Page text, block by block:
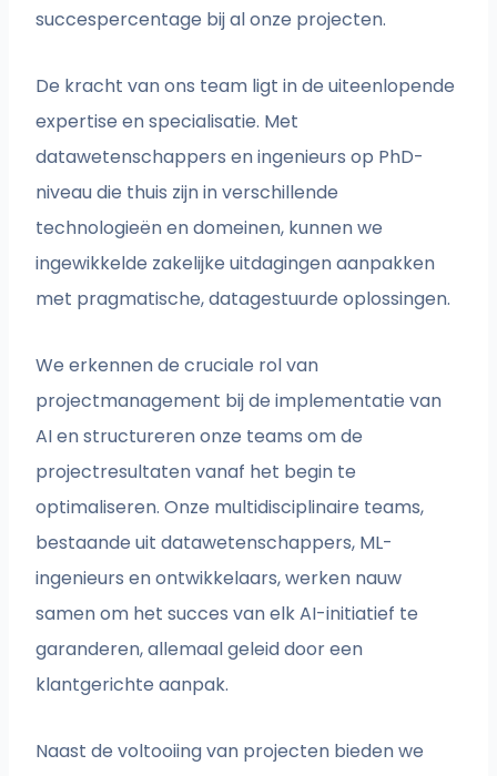
succespercentage bij al onze projecten.
De kracht van ons team ligt in de uiteenlopende
expertise en specialisatie. Met
datawetenschappers en ingenieurs op PhD-
niveau die thuis zijn in verschillende
technologieën en domeinen, kunnen we
ingewikkelde zakelijke uitdagingen aanpakken
met pragmatische, datagestuurde oplossingen.
We erkennen de cruciale rol van
projectmanagement bij de implementatie van
AI en structureren onze teams om de
projectresultaten vanaf het begin te
optimaliseren. Onze multidisciplinaire teams,
bestaande uit datawetenschappers, ML-
ingenieurs en ontwikkelaars, werken nauw
samen om het succes van elk AI-initiatief te
garanderen, allemaal geleid door een
klantgerichte aanpak.
Naast de voltooiing van projecten bieden we